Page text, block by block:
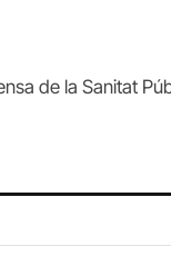
de la Sanitat